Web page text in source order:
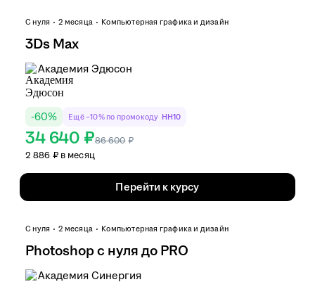
С нуля 2 месяца Компьютерная графика и дизайн
3Ds Max
Академия Эдюсон
-60% Ещё −10% по промокоду HH10
34 640 ₽86 600 ₽
2 886 ₽ в месяц
Перейти к курсу
С нуля 2 месяца Компьютерная графика и дизайн
Photoshop с нуля до PRO
Академия Синергия